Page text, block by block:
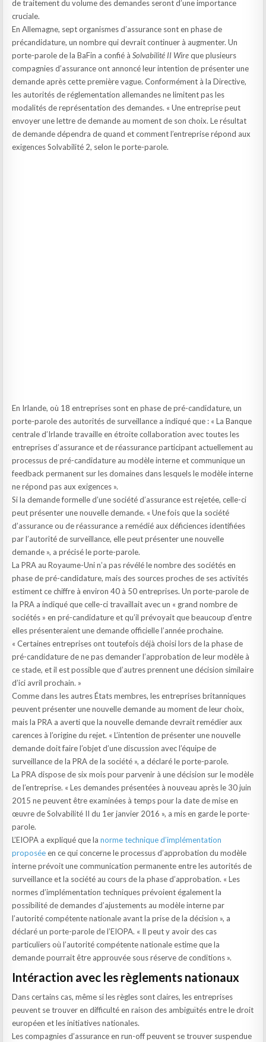
de traitement du volume des demandes seront d’une importance
cruciale.
En Allemagne, sept organismes d’assurance sont en phase de
précandidature, un nombre qui devrait continuer à augmenter. Un
porte-parole de la BaFin a confié àSolvabilité II Wireque plusieurs
compagnies d’assurance ont annoncé leur intention de présenter une
demande après cette première vague. Conformément à la Directive,
les autorités de réglementation allemandes ne limitent pas les
modalités de représentation des demandes. « Une entreprise peut
envoyer une lettre de demande au moment de son choix. Le résultat
de demande dépendra de quand et comment l’entreprise répond aux
exigences Solvabilité 2, selon le porte-parole.
En Irlande, où 18 entreprises sont en phase de pré-candidature, un
porte-parole des autorités de surveillance a indiqué que : « La Banque
centrale d’Irlande travaille en étroite collaboration avec toutes les
entreprises d’assurance et de réassurance participant actuellement au
processus de pré-candidature au modèle interne et communique un
feedback permanent sur les domaines dans lesquels le modèle interne
ne répond pas aux exigences ».
Si la demande formelle d’une société d’assurance est rejetée, celle-ci
peut présenter une nouvelle demande. « Une fois que la société
d’assurance ou de réassurance a remédié aux déficiences identifiées
par l’autorité de surveillance, elle peut présenter une nouvelle
demande », a précisé le porte-parole.
La PRA au Royaume-Uni n’a pas révélé le nombre des sociétés en
phase de pré-candidature, mais des sources proches de ses activités
estiment ce chiffre à environ 40 à 50 entreprises. Un porte-parole de
la PRA a indiqué que celle-ci travaillait avec un « grand nombre de
sociétés » en pré-candidature et qu’il prévoyait que beaucoup d’entre
elles présenteraient une demande officielle l’année prochaine.
« Certaines entreprises ont toutefois déjà choisi lors de la phase de
pré-candidature de ne pas demander l’approbation de leur modèle à
ce stade, et il est possible que d’autres prennent une décision similaire
d’ici avril prochain. »
Comme dans les autres États membres, les entreprises britanniques
peuvent présenter une nouvelle demande au moment de leur choix,
mais la PRA a averti que la nouvelle demande devrait remédier aux
carences à l’origine du rejet. « L’intention de présenter une nouvelle
demande doit faire l’objet d’une discussion avec l’équipe de
surveillance de la PRA de la société », a déclaré le porte-parole.
La PRA dispose de six mois pour parvenir à une décision sur le modèle
de l’entreprise. « Les demandes présentées à nouveau après le 30 juin
2015 ne peuvent être examinées à temps pour la date de mise en
œuvre de Solvabilité II du 1er janvier 2016 », a mis en garde le porte-
parole.
L’EIOPA a expliqué que lanorme technique d’implémentation
proposéeen ce qui concerne le processus d’approbation du modèle
interne prévoit une communication permanente entre les autorités de
surveillance et la société au cours de la phase d’approbation. « Les
normes d’implémentation techniques prévoient également la
possibilité de demandes d’ajustements au modèle interne par
l’autorité compétente nationale avant la prise de la décision », a
déclaré un porte-parole de l’EIOPA. « Il peut y avoir des cas
particuliers où l’autorité compétente nationale estime que la
demande pourrait être approuvée sous réserve de conditions ».
Intéraction avec les règlements nationaux
Dans certains cas, même si les règles sont claires, les entreprises
peuvent se trouver en difficulté en raison des ambiguïtés entre le droit
européen et les initiatives nationales.
Les compagnies d’assurance en run-off peuvent se trouver suspendue